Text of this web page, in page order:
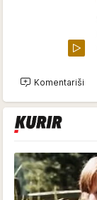
Komentariši